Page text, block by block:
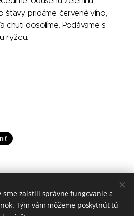
šťavy, pridáme červené víno,
chuti dosolíme. Podávame s
ryžou.
Doma a Rada
sme zaistili správne fungovanie a
Tým vám môžeme poskytnúť tú